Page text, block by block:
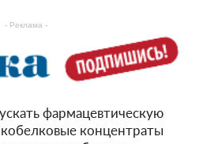
- Реклама -
фармацевтическую
концентраты